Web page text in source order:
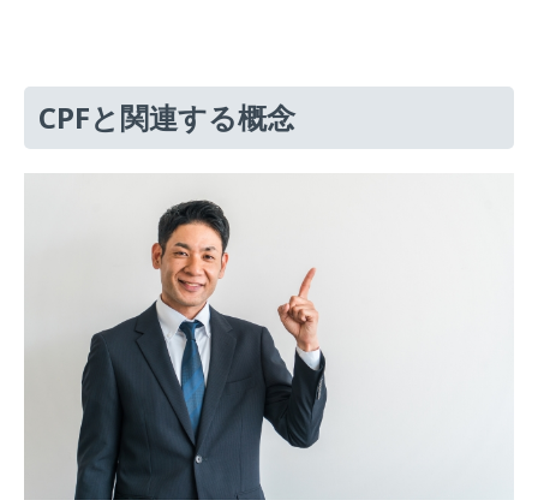
CPFと関連する概念